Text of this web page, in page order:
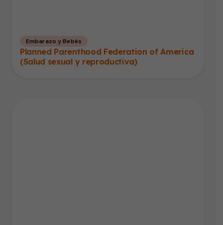
Embarazo y Bebés
Planned Parenthood Federation of America
(Salud sexual y reproductiva)